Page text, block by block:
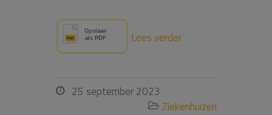
Lees verder
 25 september 2023
 Ziekenhuizen